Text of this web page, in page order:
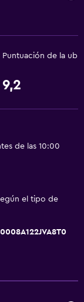
Puntuación de la
9,2
de las 10:00
el tipo de